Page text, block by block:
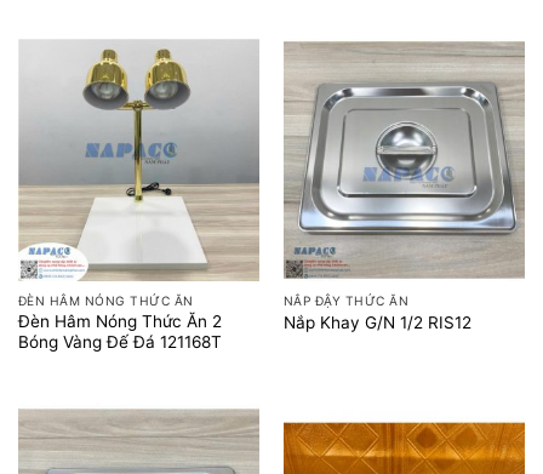
ĐÈN HÂM NÓNG THỨC ĂN
Đèn Hâm Nóng Thức Ăn 2
Bóng Vàng Đế Đá 121168T
NẮP ĐẬY THỨC ĂN
Nắp Khay G/N 1/2 RIS12